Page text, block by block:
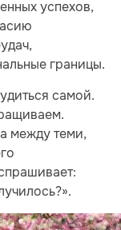
успехов,
границы.
самой.
между теми,